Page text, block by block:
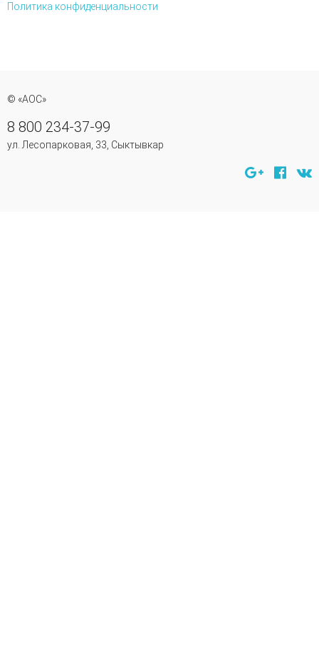
Политика конфиденциальности
© «АОС»
8 800 234-37-99
ул. Лесопарковая, 33, Сыктывкар